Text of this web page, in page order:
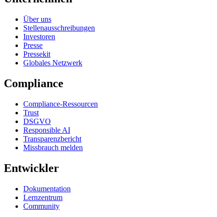
Über uns
Stellenausschreibungen
Investoren
Presse
Pressekit
Globales Netzwerk
Compliance
Compliance-Ressourcen
Trust
DSGVO
Responsible AI
Transparenzbericht
Missbrauch melden
Entwickler
Dokumentation
Lernzentrum
Community